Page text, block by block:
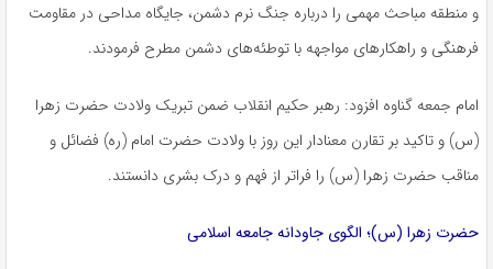
و منطقه مباحث مهمی را درباره جنگ نرم دشمن، جایگاه مداحی در مقاومت
فرهنگی و راهکارهای مواجهه با توطئه‌های دشمن مطرح فرمودند.
امام جمعه گناوه افزود: رهبر حکیم انقلاب ضمن تبریک ولادت حضرت زهرا
(س) و تاکید بر تقارن معنادار این روز با ولادت حضرت امام (ره) فضائل و
مناقب حضرت زهرا (س) را فراتر از فهم و درک بشری دانستند.
حضرت زهرا (س)؛ الگوی جاودانه جامعه اسلامی